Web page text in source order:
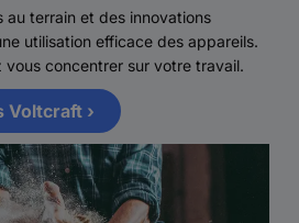
au terrain et des innovations
utilisation efficace des appareils.
vous concentrer sur votre travail.
Voir les produits Voltcraft ›